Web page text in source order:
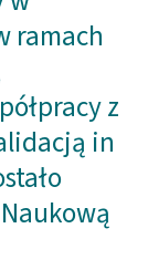
ramach
z
in